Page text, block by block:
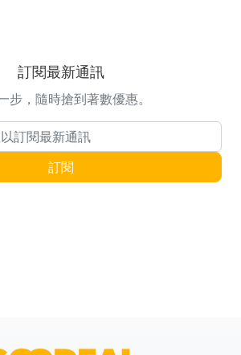
訂閱最新通訊
步，隨時搶到著數優惠。
訂閱